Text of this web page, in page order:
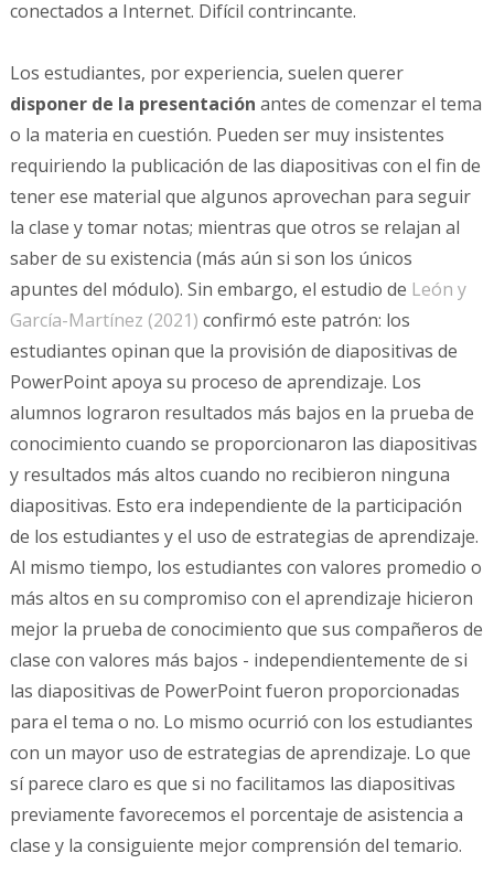
conectados a Internet. Difícil contrincante.
Los estudiantes, por experiencia, suelen querer
disponer de la presentación antes de comenzar el tema
o la materia en cuestión. Pueden ser muy insistentes
requiriendo la publicación de las diapositivas con el fin de
tener ese material que algunos aprovechan para seguir
la clase y tomar notas; mientras que otros se relajan al
saber de su existencia (más aún si son los únicos
apuntes del módulo). Sin embargo, el estudio de León y
García-Martínez (2021) confirmó este patrón: los
estudiantes opinan que la provisión de diapositivas de
PowerPoint apoya su proceso de aprendizaje. Los
alumnos lograron resultados más bajos en la prueba de
conocimiento cuando se proporcionaron las diapositivas
y resultados más altos cuando no recibieron ninguna
diapositivas. Esto era independiente de la participación
de los estudiantes y el uso de estrategias de aprendizaje.
Al mismo tiempo, los estudiantes con valores promedio o
más altos en su compromiso con el aprendizaje hicieron
mejor la prueba de conocimiento que sus compañeros de
clase con valores más bajos - independientemente de si
las diapositivas de PowerPoint fueron proporcionadas
para el tema o no. Lo mismo ocurrió con los estudiantes
con un mayor uso de estrategias de aprendizaje. Lo que
sí parece claro es que si no facilitamos las diapositivas
previamente favorecemos el porcentaje de asistencia a
clase y la consiguiente mejor comprensión del temario.